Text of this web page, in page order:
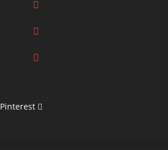
Pinterest